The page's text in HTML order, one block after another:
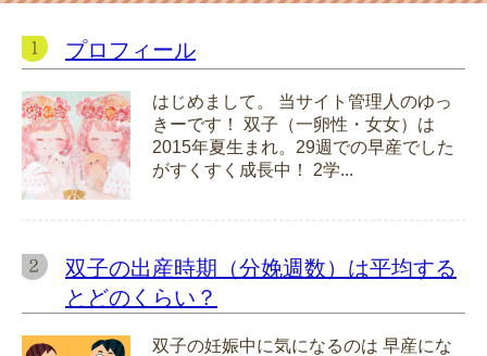
プロフィール
はじめまして。 当サイト管理人のゆっ
きーです！ 双子（一卵性・女女）は
2015年夏生まれ。29週での早産でした
がすくすく成長中！ 2学...
双子の出産時期（分娩週数）は平均する
とどのくらい？
双子の妊娠中に気になるのは 早産にな